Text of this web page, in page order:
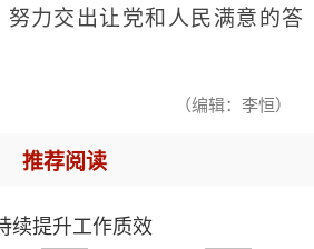
努力交出让党和人民满意的答
（编辑：李恒）
推荐阅读
续提升工作质效